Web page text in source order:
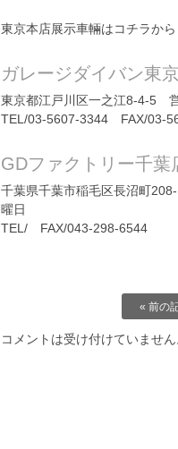
東京本店展示車輛はコチラか
ガレージダイバン東
東京都江戸川区一之江8-4-5
TEL/03-5607-3344 FAX/03-
GDファクトリー千葉
千葉県千葉市稲毛区長沼町
曜日
TEL/ FAX/043-298-6544
« 前の
コメントは受け付けていませ